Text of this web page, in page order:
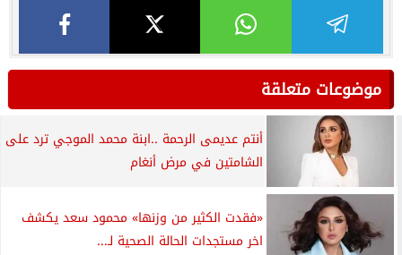
موضوعات متعلقة
أنتم عديمى الرحمة ..ابنة محمد الموجي ترد على
الشامتين في مرض أنغام
«فقدت الكثير من وزنها» محمود سعد يكشف
اخر مستجدات الحالة الصحية لـ...